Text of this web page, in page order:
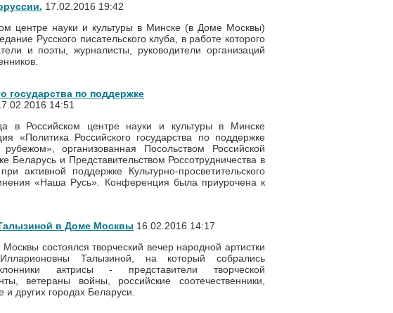
17.02.2016 19:42
центре науки и культуры в Минске (в Доме Москвы)
Русского писательского клуба, в работе которого
и поэты, журналисты, руководители организаций
государства по поддержке
14:51
в Российском центре науки и культуры в Минске
«Политика Российского государства по поддержке
рубежом», организованная Посольством Российской
Беларусь и Представительством Россотрудничества в
активной поддержке Культурно-просветительского
«Наша Русь». Конференция была приурочена к
в Доме Москвы 16.02.2016 14:17
состоялся творческий вечер народной артистки
Талызиной, на который собрались
актрисы - представители творческой
ветераны войны, российские соотечественники,
других городах Беларуси.